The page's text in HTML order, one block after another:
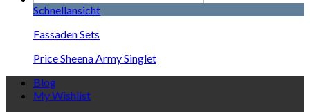
Schnellansicht
Fassaden Sets
Price Sheena Army Singlet
Blog
My Wishlist